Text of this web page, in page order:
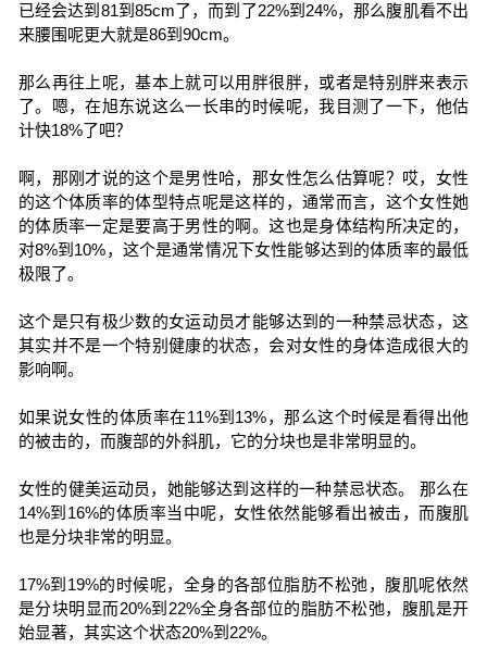
已经会达到81到85cm了，而到了22%到24%，那么腹肌看不出
来腰围呢更大就是86到90cm。
那么再往上呢，基本上就可以用胖很胖，或者是特别胖来表示
了。嗯，在旭东说这么一长串的时候呢，我目测了一下，他估
计快18%了吧？
啊，那刚才说的这个是男性哈，那女性怎么估算呢？哎，女性
的这个体质率的体型特点呢是这样的，通常而言，这个女性她
的体质率一定是要高于男性的啊。这也是身体结构所决定的，
对8%到10%，这个是通常情况下女性能够达到的体质率的最低
极限了。
这个是只有极少数的女运动员才能够达到的一种禁忌状态，这
其实并不是一个特别健康的状态，会对女性的身体造成很大的
影响啊。
如果说女性的体质率在11%到13%，那么这个时候是看得出他
的被击的，而腹部的外斜肌，它的分块也是非常明显的。
女性的健美运动员，她能够达到这样的一种禁忌状态。 那么在
14%到16%的体质率当中呢，女性依然能够看出被击，而腹肌
也是分块非常的明显。
17%到19%的时候呢，全身的各部位脂肪不松弛，腹肌呢依然
是分块明显而20%到22%全身各部位的脂肪不松弛，腹肌是开
始显著，其实这个状态20%到22%。